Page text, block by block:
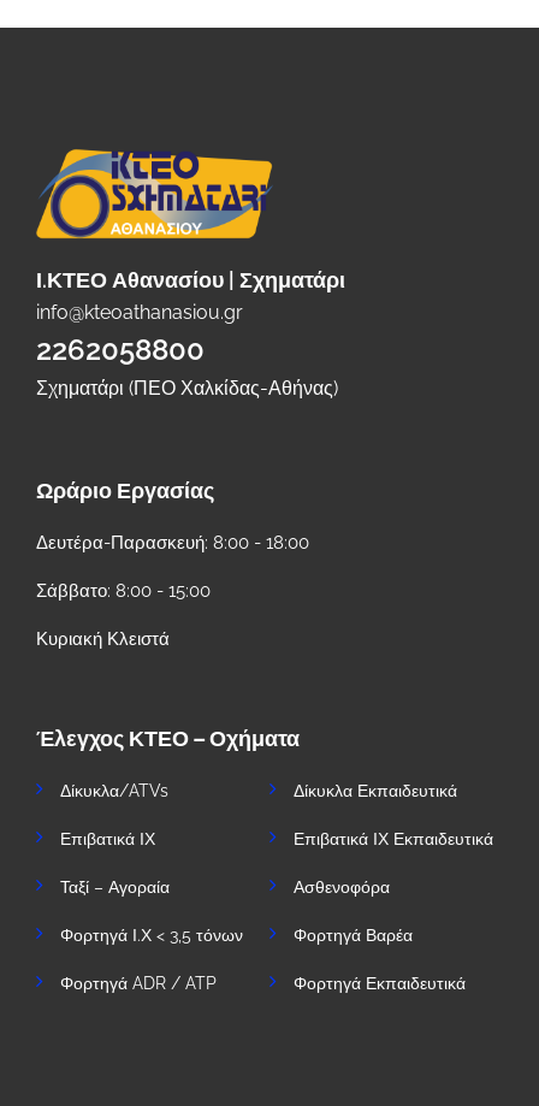
Ι.ΚΤΕΟ Αθανασίου | Σχηματάρι
info@kteoathanasiou.gr
2262058800
Σχηματάρι (ΠΕΟ Χαλκίδας-Αθήνας)
Ωράριο Εργασίας
Δευτέρα-Παρασκευή: 8:00 - 18:00
Σάββατο: 8:00 - 15:00
Κυριακή Κλειστά
Έλεγχος ΚΤΕΟ – Οχήματα
Δίκυκλα/ATVs Δίκυκλα Εκπαιδευτικά
Επιβατικά ΙΧ Επιβατικά ΙΧ Εκπαιδευτικά
Ταξί – Αγοραία Ασθενοφόρα
Φορτηγά Ι.Χ < 3,5 τόνων Φορτηγά Βαρέα
Φορτηγά ADR / ATP Φορτηγά Εκπαιδευτικά